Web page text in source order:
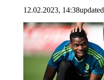
12.02.2023, 14:38updated